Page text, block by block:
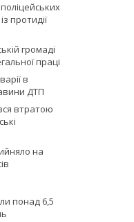
протидії
громаді
праці
в
ДТП
втратою
на
понад 6,5